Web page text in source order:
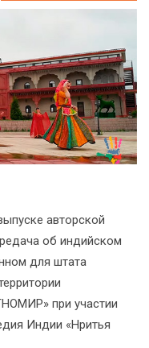
авторской
об индийском
для штата
при участии
Индии «Нритья